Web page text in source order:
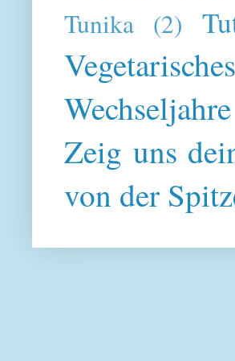
Tunika (2)
Vegetarisches
Wechseljahre
Zeig uns
von der